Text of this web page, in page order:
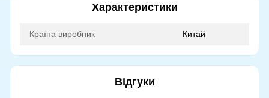
Характеристики
Країна виробник Китай
Відгуки